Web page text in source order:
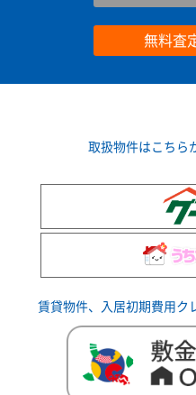
無料査
取扱物件はこちら
賃貸物件、入居初期費用ク